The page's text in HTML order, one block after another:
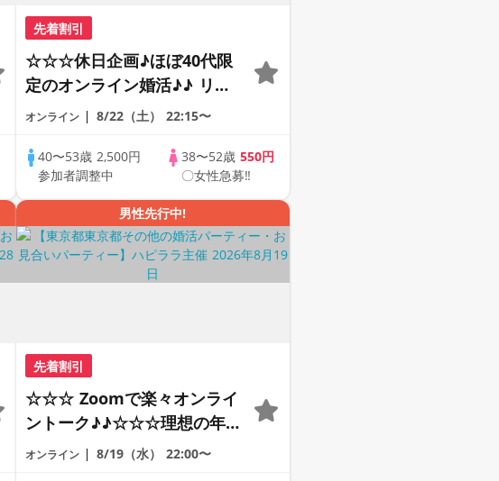
先着割引
☆☆☆休日企画♪ほぼ40代限
定のオンライン婚活♪♪ リモ
ートの出会い応援♪♪ おうち
の方が対象☆ 司会進行あり
♪♪ THE 43s ONLINE
PARTY!!
オンライン 8/22（土） 22:15〜
40〜53歳2,500円
参加者調整中
38〜52歳 550円
〇女性急募‼
男性先行中!
先着割引
☆☆☆ Zoomで楽々オンライ
ントーク♪♪☆☆☆理想の年の
差♪♪ そろそろ・・・素敵な
オンライン 8/19（水） 22:00〜